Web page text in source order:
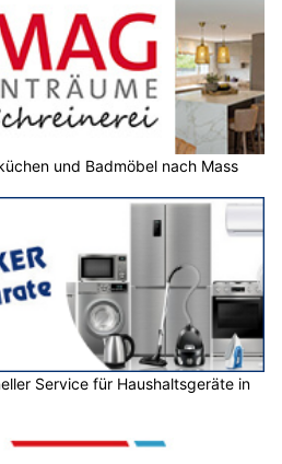
und Badmöbel nach Mass
Service für Haushaltsgeräte in